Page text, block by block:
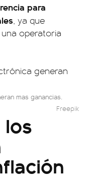
para
, ya que
operatoria
mas ganancias.
Freepik